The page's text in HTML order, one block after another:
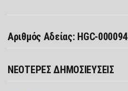
Αριθμός Αδείας: HGC-
ΝΕΟΤΕΡΕΣ ΔΗΜΟΣΙΕΥΣΕΙΣ